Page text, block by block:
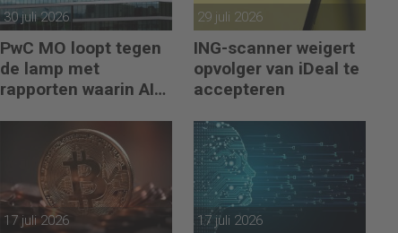
30 juli 2026
PwC MO loopt tegen
de lamp met
rapporten waarin AI
29 juli 2026
ING-scanner weigert
opvolger van iDeal te
accepteren
17 juli 2026 17 juli 2026